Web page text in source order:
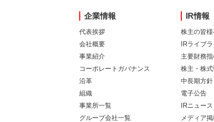
企業情報
代表挨拶
会社概要
事業紹介
コーポレートガバナンス
沿革
組織
事業所一覧
グループ会社一覧
IR情報
株主の皆
IRライブラ
主要財務
株主・株式
中長期方針
電子公告
IRニュース
メディア